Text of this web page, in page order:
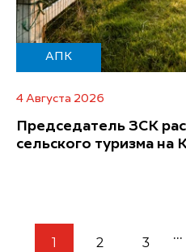
АПК
4 Августа 2026
Председатель ЗСК
сельского туризма на
1 2 3 ...